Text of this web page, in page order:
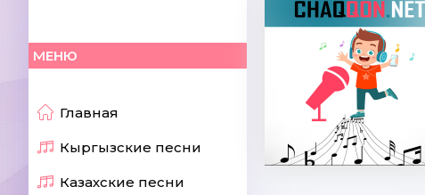
МЕНЮ
Главная
Кыргызские песни
Казахские песни